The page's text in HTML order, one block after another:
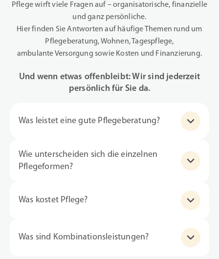
Pflege wirft viele Fragen auf – organisatorische, finanzielle
und ganz persönliche.
Hier finden Sie Antworten auf häufige Themen rund um
Pflegeberatung, Wohnen, Tagespflege,
ambulante Versorgung sowie Kosten und Finanzierung.
Und wenn etwas offenbleibt: Wir sind jederzeit
persönlich für Sie da.
Was leistet eine gute Pflegeberatung?
Wie unterscheiden sich die einzelnen
Pflegeformen?
Was kostet Pflege?
Was sind Kombinationsleistungen?